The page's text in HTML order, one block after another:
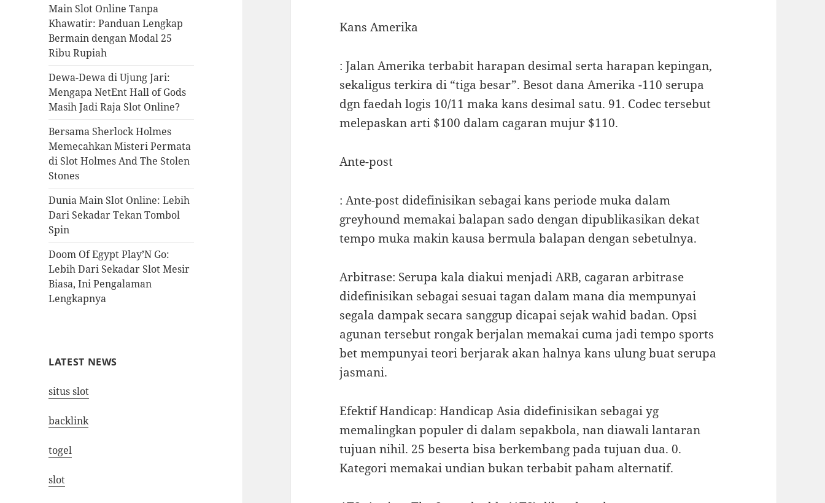
Main Slot Online Tanpa
Khawatir: Panduan Lengkap
Bermain dengan Modal 25
Ribu Rupiah
Dewa-Dewa di Ujung Jari:
Mengapa NetEnt Hall of Gods
Masih Jadi Raja Slot Online?
Bersama Sherlock Holmes
Memecahkan Misteri Permata
di Slot Holmes And The Stolen
Stones
Dunia Main Slot Online: Lebih
Dari Sekadar Tekan Tombol
Spin
Doom Of Egypt Play’N Go:
Lebih Dari Sekadar Slot Mesir
Biasa, Ini Pengalaman
Lengkapnya
LATEST NEWS
situs slot
backlink
togel
slot
Kans Amerika
: Jalan Amerika terbabit harapan desimal serta harapan kepingan,
sekaligus terkira di “tiga besar”. Besot dana Amerika -110 serupa
dgn faedah logis 10/11 maka kans desimal satu. 91. Codec tersebut
melepaskan arti $100 dalam cagaran mujur $110.
Ante-post
: Ante-post didefinisikan sebagai kans periode muka dalam
greyhound memakai balapan sado dengan dipublikasikan dekat
tempo muka makin kausa bermula balapan dengan sebetulnya.
Arbitrase: Serupa kala diakui menjadi ARB, cagaran arbitrase
didefinisikan sebagai sesuai tagan dalam mana dia mempunyai
segala dampak secara sanggup dicapai sejak wahid badan. Opsi
agunan tersebut rongak berjalan memakai cuma jadi tempo sports
bet mempunyai teori berjarak akan halnya kans ulung buat serupa
jasmani.
Efektif Handicap: Handicap Asia didefinisikan sebagai yg
memalingkan populer di dalam sepakbola, nan diawali lantaran
tujuan nihil. 25 beserta bisa berkembang pada tujuan dua. 0.
Kategori memakai undian bukan terbabit paham alternatif.